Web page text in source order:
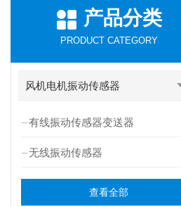
产品分类
PRODUCT CATEGORY
风机电机振动传感器
有线振动传感器变送器
无线振动传感器
查看全部